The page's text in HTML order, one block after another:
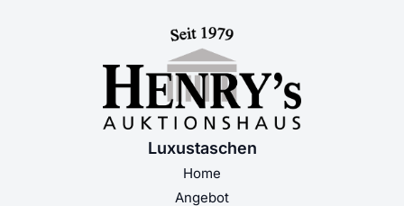
Luxustaschen
Home
Angebot